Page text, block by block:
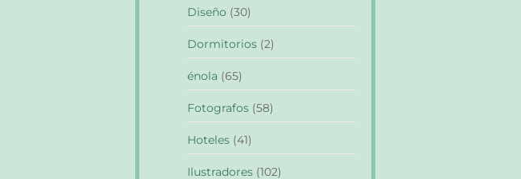
Diseño (30)
Dormitorios (2)
énola (65)
Fotografos (58)
Hoteles (41)
Ilustradores (102)